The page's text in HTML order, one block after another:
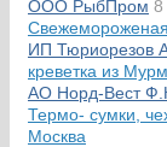
ООО РыбПром 8
ИП Тюриорезов
креветка из
АО Норд-Вест
Термо- сумки,
Москва